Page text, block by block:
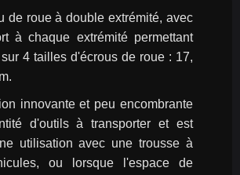
de roue à double extrémité, avec
à chaque extrémité permettant
4 tailles d'écrous de roue : 17,
innovante et peu encombrante
d'outils à transporter et est
utilisation avec une trousse à
ou lorsque l'espace de